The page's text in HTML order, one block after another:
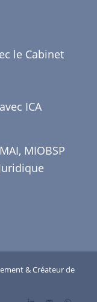
le Cabinet
ICA
MIOBSP
& Créateur de